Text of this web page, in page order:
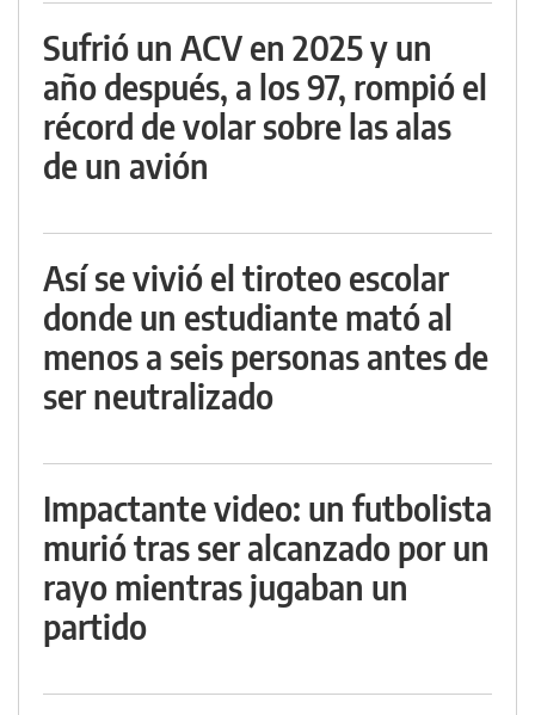
Sufrió un ACV en 2025 y un
año después, a los 97, rompió el
récord de volar sobre las alas
de un avión
Así se vivió el tiroteo escolar
donde un estudiante mató al
menos a seis personas antes de
ser neutralizado
Impactante video: un futbolista
murió tras ser alcanzado por un
rayo mientras jugaban un
partido